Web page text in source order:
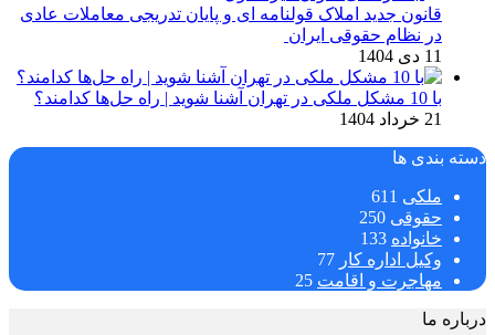
قانون جدید املاک قولنامه ای و پایان تدریجی معاملات عادی
در نظام حقوقی ایران
11 دی 1404
با 10 مشکل ملکی در تهران آشنا شوید | راه حل‌ها کدامند؟
21 خرداد 1404
دسته بندی ها
ملکی 611
حقوقی 250
خانواده 133
وکیل اداره کار 77
مهاجرت و اقامت 25
درباره ما